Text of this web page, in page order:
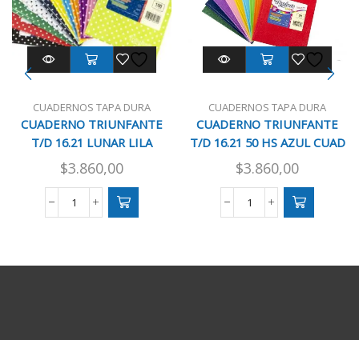
CUADERNOS TAPA DURA
CUADERNO TRIUNFANTE
T/D 16.21 LUNAR LILA
$3.860,00
CUADERNO
LUNAR
CUADERNOS TAPA DURA
CUADERNO TRIUNFANTE
T/D 16.21 50 HS AZUL CUAD
$3.860,00
CUADERNO
50